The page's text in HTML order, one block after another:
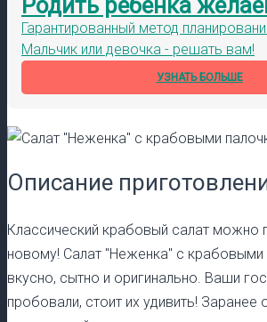
Гарантированный метод
Мальчик или девочка - решать вам!
УЗНАТЬ БОЛЬШЕ
Описание
Классический крабовый салат можно
новому! Салат "Неженка" с крабовыми
вкусно, сытно и оригинально. Ваши
пробовали, стоит их удивить! Заранее